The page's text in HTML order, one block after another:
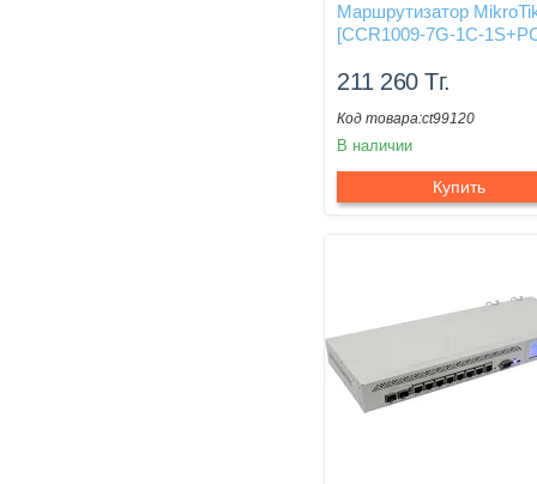
Маршрутизатор
[CCR1009-7G-1C-
211 260Тг.
ct99120
В наличии
Купить